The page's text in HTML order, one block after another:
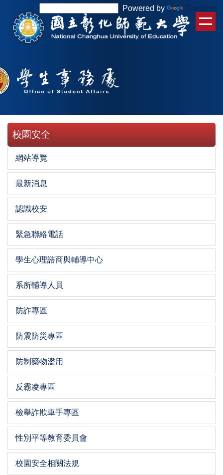
容
區
Powered by Translate
校園安全
網站導覽
最新消息
認識校安
緊急聯絡電話
學生心理諮商與輔導中心
系所輔導人員
防詐專區
防震防災專區
防制藥物濫用
反霸凌專區
檢舉詐欺車手專區
性別平等教育委員會
校園安全相關法規